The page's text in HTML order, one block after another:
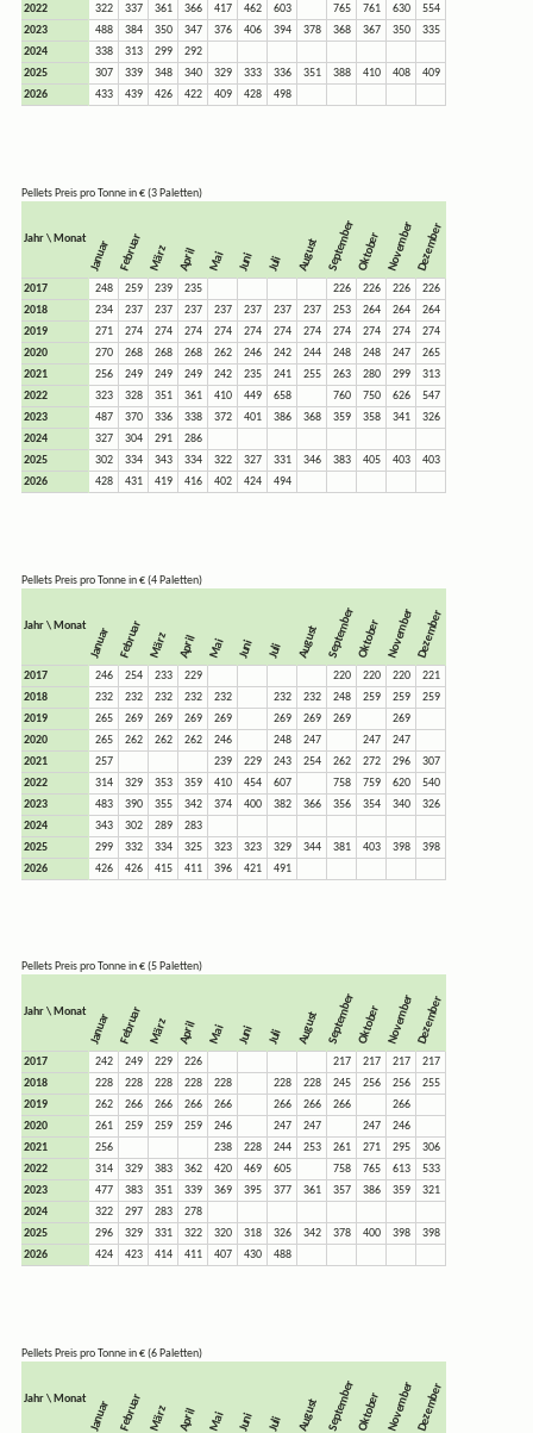
2022
322 337 361 366 417 462 603 765 761 630
554
2023
488 384 350 347 376 406 394 378 368 367 350
335
2024
338 313 299
292
2025
307 339 348 340 329 333 336 351 388 410 408
409
2026
433 439 426 422 409 428 498
Pellets Preis pro Tonne in € (3 Paletten)
Jahr \ Monat Januar Februar März April Mai Juni Juli August SeptemberOktober November Dezember
2017 248 259 239 235 226 226 226
226
2018
234 237 237 237 237 237 237 237 253 264 264
264
2019
271 274 274 274 274 274 274 274 274 274 274
274
2020
270 268 268 268 262 246 242 244 248 248 247
265
2021
256 249 249 249 242 235 241 255 263 280 299
313
2022
323 328 351 361 410 449 658 760 750 626
547
2023
487 370 336 338 372 401 386 368 359 358 341
326
2024
327 304 291
286
2025
302 334 343 334 322 327 331 346 383 405 403
403
2026
428 431 419 416 402 424 494
Pellets Preis pro Tonne in € (4 Paletten)
Jahr \ Monat Januar Februar März April Mai Juni Juli August SeptemberOktober November Dezember
2017 246 254 233 229 220 220 220
221
2018
232 232 232 232 232 232 232 248 259 259
259
2019
265 269 269 269 269 269 269 269
269
2020
265 262 262 262 246 248 247 247
247
2021
257 239 229 243 254 262 272 296
307
2022
314 329 353 359 410 454 607 758 759 620
540
2023
483 390 355 342 374 400 382 366 356 354 340
326
2024
343 302 289
283
2025
299 332 334 325 323 323 329 344 381 403 398
398
2026
426 426 415 411 396 421 491
Pellets Preis pro Tonne in € (5 Paletten)
Jahr \ Monat Januar Februar März April Mai Juni Juli August SeptemberOktober NovemberDezember
2017 242 249 229 226 217 217 217
217
2018
228 228 228 228 228 228 228 245 256 256
255
2019
262 266 266 266 266 266 266 266
266
2020
261 259 259 259 246 247 247 247
246
2021
256 238 228 244 253 261 271 295
306
2022
314 329 383 362 420 469 605 758 765 613
533
2023
477 383 351 339 369 395 377 361 357 386 359
321
2024
322 297 283
278
2025
296 329 331 322 320 318 326 342 378 400 398
398
2026
424 423 414 411 407 430 488
Pellets Preis pro Tonne in € (6 Paletten)
Jahr \ Monat Januar Februar März April Mai Juni Juli August SeptemberOktober November Dezember